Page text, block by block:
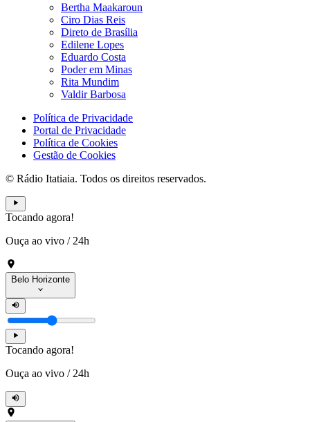
Bertha Maakaroun
Ciro Dias Reis
Direto de Brasília
Edilene Lopes
Eduardo Costa
Poder em Minas
Rita Mundim
Valdir Barbosa
Política de Privacidade
Portal de Privacidade
Política de Cookies
Gestão de Cookies
© Rádio Itatiaia. Todos os direitos reservados.
Tocando agora!
Ouça ao vivo / 24h
Belo Horizonte
Tocando agora!
Ouça ao vivo / 24h